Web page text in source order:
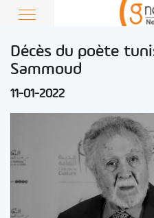
Décès du poète
Sammoud
11-01-2022